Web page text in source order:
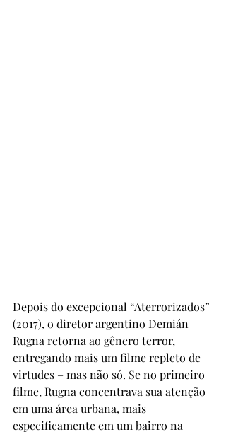
Depois do excepcional “Aterrorizados”
(2017), o diretor argentino Demián
Rugna retorna ao gênero terror,
entregando mais um filme repleto de
virtudes – mas não só. Se no primeiro
filme, Rugna concentrava sua atenção
em uma área urbana, mais
especificamente em um bairro na